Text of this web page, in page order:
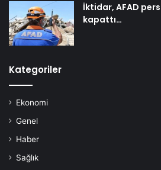
İktidar, AFAD
kapattı…
Kategoriler
Ekonomi
Genel
Haber
Sağlık